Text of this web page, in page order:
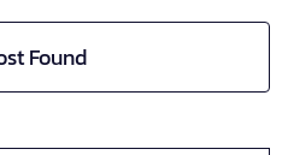
Found